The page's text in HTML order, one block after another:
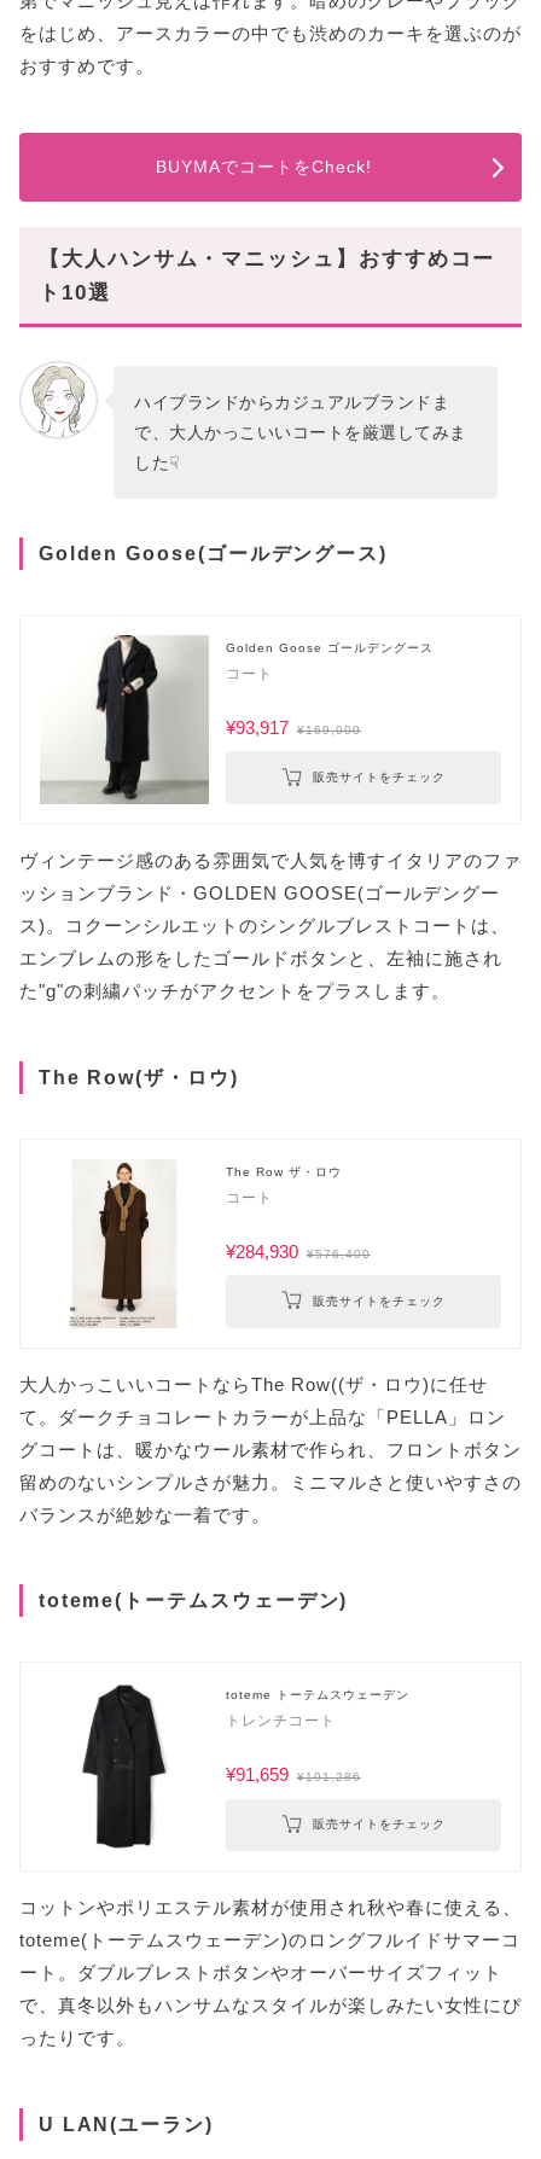
をはじめ、アースカラーの中でも渋めのカーキを選ぶのが
おすすめです。
BUYMAでコートをCheck!
【大人ハンサム・マニッシュ】おすすめコー
ト10選
ハイブランドからカジュアルブランドま
で、大人かっこいいコートを厳選してみま
した☟
Golden Goose(ゴールデングース)
Golden Goose ゴールデングース
コート
¥93,917 ¥169,000
販売サイトをチェック
ヴィンテージ感のある雰囲気で人気を博すイタリアのファ
ッションブランド・GOLDEN GOOSE(ゴールデングー
ス)。コクーンシルエットのシングルブレストコートは、
エンブレムの形をしたゴールドボタンと、左袖に施され
た"g"の刺繍パッチがアクセントをプラスします。
The Row(ザ・ロウ)
The Row ザ・ロウ
コート
¥284,930 ¥576,400
販売サイトをチェック
大人かっこいいコートならThe Row((ザ・ロウ)に任せ
て。ダークチョコレートカラーが上品な「PELLA」ロン
グコートは、暖かなウール素材で作られ、フロントボタン
留めのないシンプルさが魅力。ミニマルさと使いやすさの
バランスが絶妙な一着です。
toteme(トーテムスウェーデン)
toteme トーテムスウェーデン
トレンチコート
¥91,659 ¥191,286
販売サイトをチェック
コットンやポリエステル素材が使用され秋や春に使える、
toteme(トーテムスウェーデン)のロングフルイドサマーコ
ート。ダブルブレストボタンやオーバーサイズフィット
で、真冬以外もハンサムなスタイルが楽しみたい女性にぴ
ったりです。
U LAN(ユーラン)